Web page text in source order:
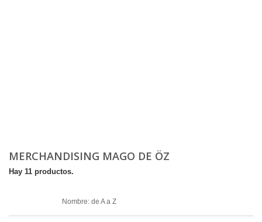
MERCHANDISING MAGO DE ÖZ
Hay 11 productos.
Nombre: de A a Z